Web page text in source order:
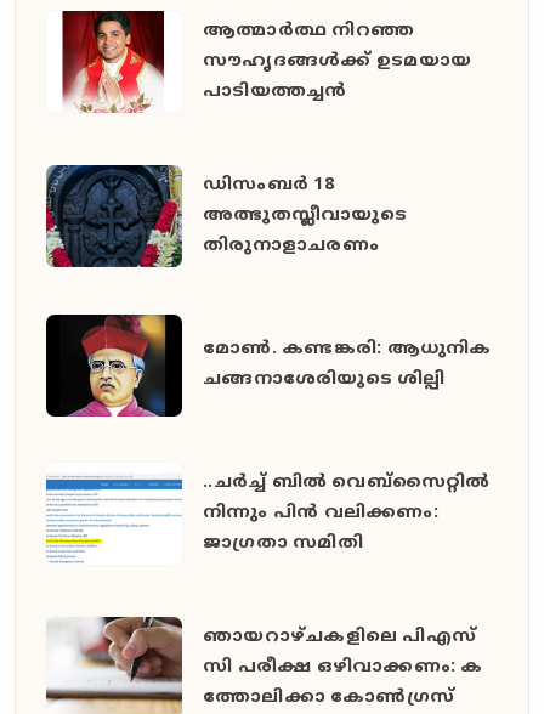
ആത്മാര്‍ത്ഥ നിറഞ്ഞ
സൗഹൃദങ്ങള്‍ക്ക് ഉടമയായ
പാടിയത്തച്ചന്‍
ഡിസംബര്‍ 18
അത്ഭുതസ്ലീവായുടെ
തിരുനാളാചരണം
മോൺ. കണ്ടങ്കരി: ആധുനിക
ചങ്ങനാശേരിയുടെ ശില്പി
..ചർച്ച് ബിൽ വെബ്‌സൈറ്റിൽ
നിന്നും പിൻ വലിക്കണം:
ജാഗ്രതാ സമിതി
ഞാ​യ​റാ​ഴ്ച​ക​ളി​ലെ പി​എ​സ്‌​
സി പ​രീ​ക്ഷ ഒ​ഴി​വാ​ക്ക​ണം: ക​
ത്തോ​ലി​ക്കാ കോ​ൺ​ഗ്ര​സ്